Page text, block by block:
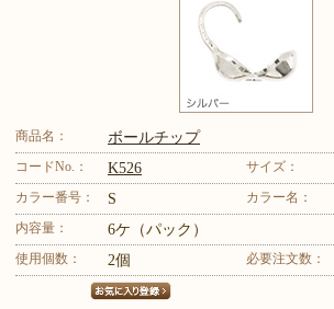
商品名： ボールチップ
コードNo.： K526 サイズ：
カラー番号： S カラー名：
内容量： 6ケ（パック）
使用個数： 2個 必要注文数：